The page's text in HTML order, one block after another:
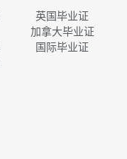
英国毕业证
加拿大毕业证
国际毕业证